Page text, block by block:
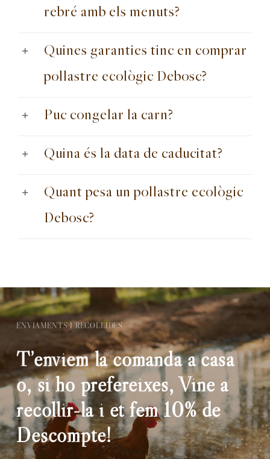
rebré amb els menuts?
Quines garanties tinc en comprar
pollastre ecològic Debosc?
Puc congelar la carn?
Quina és la data de caducitat?
Quant pesa un pollastre ecològic
Debosc?
ENVIAMENTS I RECOLLIDES
T’enviem la comanda a casa
o, si ho prefereixes, Vine a
recollir-la i et fem 10% de
Descompte!